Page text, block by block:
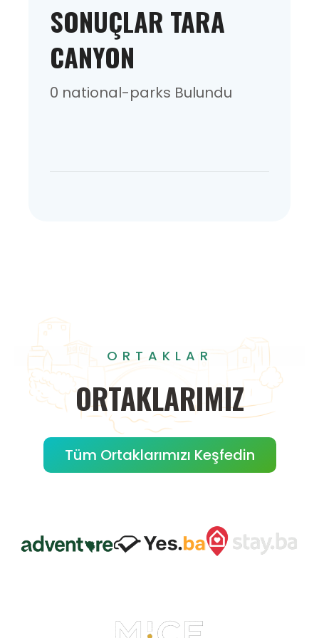
SONUÇLAR TARA
CANYON
0 national-parks Bulundu
ORTAKLAR
ORTAKLARIMIZ
Tüm Ortaklarımızı Keşfedin